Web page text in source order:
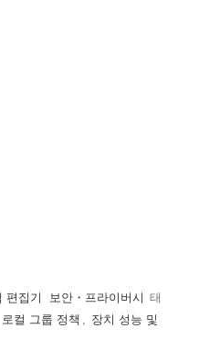
편집기 보안・프라이버시 태
로컬 그룹 정책
장치 성능 및